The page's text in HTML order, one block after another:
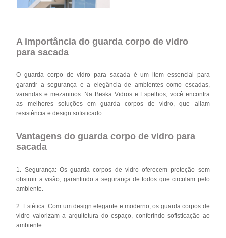
A importância do guarda corpo de vidro
para sacada
O guarda corpo de vidro para sacada é um item essencial para
garantir a segurança e a elegância de ambientes como escadas,
varandas e mezaninos. Na Beska Vidros e Espelhos, você encontra
as melhores soluções em guarda corpos de vidro, que aliam
resistência e design sofisticado.
Vantagens do guarda corpo de vidro para
sacada
1. Segurança: Os guarda corpos de vidro oferecem proteção sem
obstruir a visão, garantindo a segurança de todos que circulam pelo
ambiente.
2. Estética: Com um design elegante e moderno, os guarda corpos de
vidro valorizam a arquitetura do espaço, conferindo sofisticação ao
ambiente.